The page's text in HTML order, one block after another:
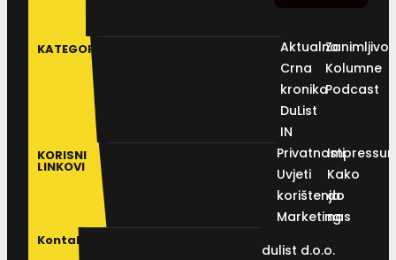
KATEGORIJE
Aktualno
Crna
kronika
DuList
IN
Kolumne
Podcast
KORISNI
LINKOVI
Privatnosti
Uvjeti
korištenja
Marketing
Kako
do
nas
Kontakt
dulist d.o.o.